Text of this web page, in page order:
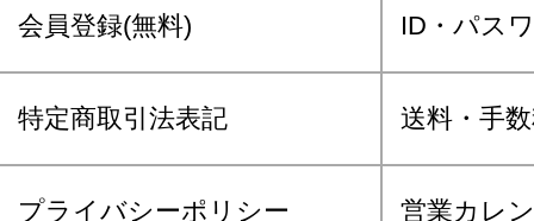
会員登録(無料) ID・パス
特定商取引法表記 送料・手
プライバシーポリシー 営業カレ